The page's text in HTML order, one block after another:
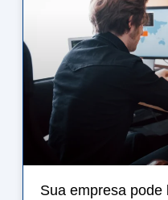
Sua empresa